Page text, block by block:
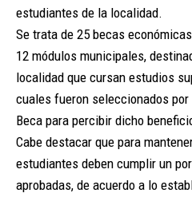
estudiantes de la localidad.
Se trata de 25 becas
12 módulos municipales,
localidad que cursan estudios
cuales fueron seleccionados
Beca para percibir dicho
Cabe destacar que para
estudiantes deben cumplir un
aprobadas, de acuerdo a lo